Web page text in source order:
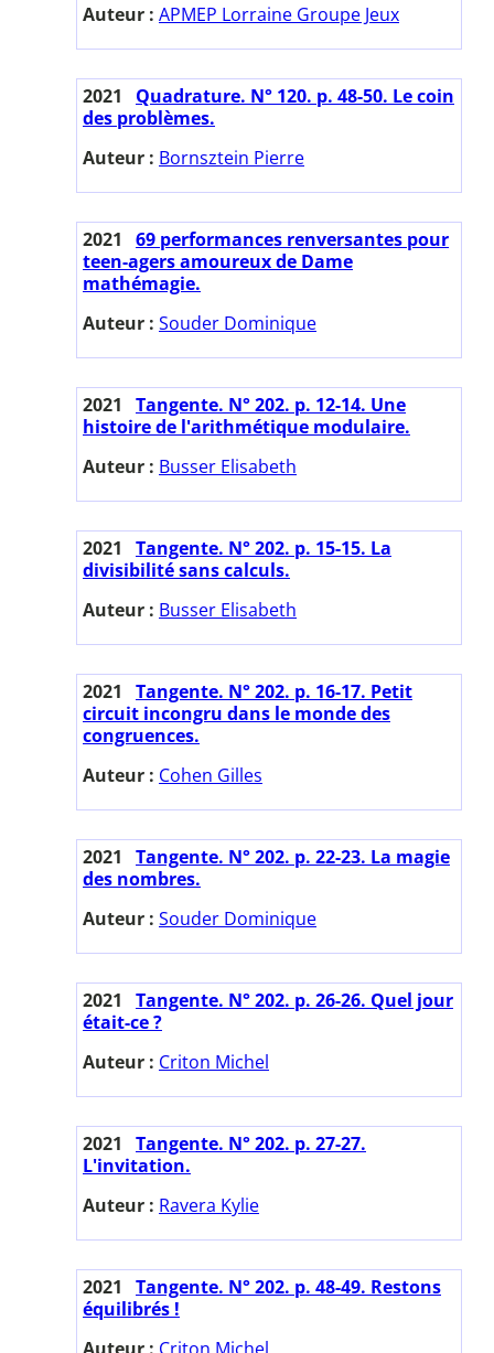
Auteur : APMEP Lorraine Groupe Jeux
2021
Quadrature. N° 120. p. 48-50. Le coin
des problèmes.
Auteur : Bornsztein Pierre
2021
69 performances renversantes pour
teen-agers amoureux de Dame
mathémagie.
Auteur : Souder Dominique
2021
Tangente. N° 202. p. 12-14. Une
histoire de l'arithmétique modulaire.
Auteur : Busser Elisabeth
2021
Tangente. N° 202. p. 15-15. La
divisibilité sans calculs.
Auteur : Busser Elisabeth
2021
Tangente. N° 202. p. 16-17. Petit
circuit incongru dans le monde des
congruences.
Auteur : Cohen Gilles
2021
Tangente. N° 202. p. 22-23. La magie
des nombres.
Auteur : Souder Dominique
2021
Tangente. N° 202. p. 26-26. Quel jour
était-ce ?
Auteur : Criton Michel
2021
Tangente. N° 202. p. 27-27.
L'invitation.
Auteur : Ravera Kylie
2021
Tangente. N° 202. p. 48-49. Restons
équilibrés !